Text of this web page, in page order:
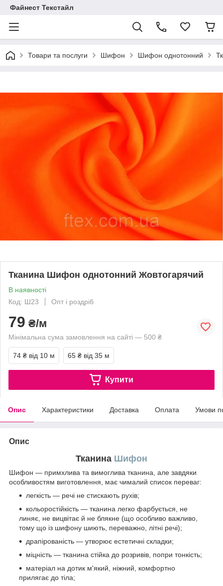
Файнест Текстайл
Товари та послуги Шифон Шифон однотонний
Тканина Шифон однотонний Жовтогарячий
В наявності
Код: Ш23
Опт і роздріб
79 ₴/м
Мінімальна сума замовлення на сайті — 500 ₴
74 ₴ від 10 м 65 ₴ від 35 м
Купити
Опис Характеристики Доставка Оплата Умови
Опис
Тканина Шифон
Шифон — примхлива та вимоглива тканина, але завдяки
особливостям виготовлення, має чималий список переваг:
легкість — речі не стискають рухів;
кольоростійкість — тканина легко фарбується, не
линяє, не вицвітає й не блякне (що особливо важливо,
тому що із шифону шиють, переважно, літні речі);
драпірованість — утворює естетичні складки;
міцність — тканина стійка до розривів, попри тонкість;
матеріал на дотик м'який, ніжний, комфортно
прилягає до тіла;